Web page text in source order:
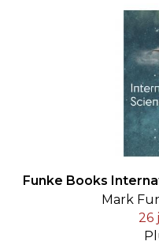
Funke Books
Mark
26